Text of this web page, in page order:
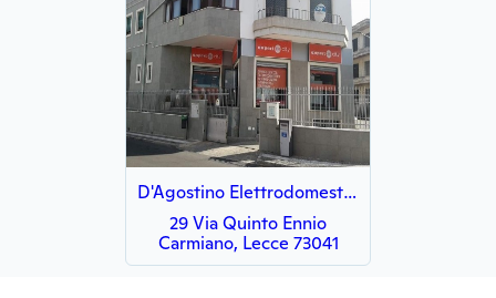
D'Agostino Elettrodomestici S.r.l.
29 Via Quinto Ennio
Carmiano, Lecce 73041